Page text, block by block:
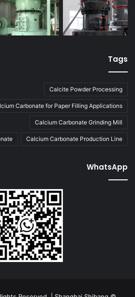
Tags
Calcite Powder Processing
Carbonate for Paper Filling Applications
Calcium Carbonate Grinding Mill
Calcium Carbonate Production Line
WhatsApp